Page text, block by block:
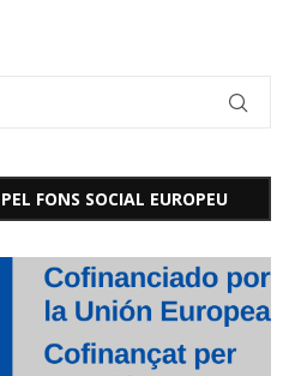
FONS SOCIAL EUROPEU